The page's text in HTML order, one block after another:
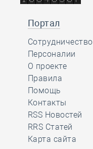
Портал
Сотрудничество
Персоналии
О проекте
Правила
Помощь
Контакты
RSS Новостей
RRS Статей
Карта сайта